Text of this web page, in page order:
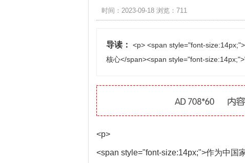
时间：2023-09-18 浏览：711
导读：
<p> <span style="font-
核心</span><span style="font-
<p>
<span style="font-size:14px;">作为中国